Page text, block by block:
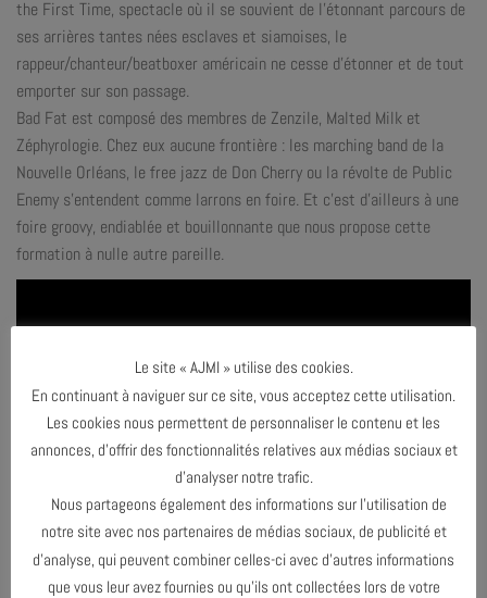
the First Time, spectacle où il se souvient de l’étonnant parcours de
ses arrières tantes nées esclaves et siamoises, le
rappeur/chanteur/beatboxer américain ne cesse d’étonner et de tout
emporter sur son passage.
Bad Fat est composé des membres de Zenzile, Malted Milk et
Zéphyrologie. Chez eux aucune frontière : les marching band de la
Nouvelle Orléans, le free jazz de Don Cherry ou la révolte de Public
Enemy s’entendent comme larrons en foire. Et c’est d’ailleurs à une
foire groovy, endiablée et bouillonnante que nous propose cette
formation à nulle autre pareille.
Le site « AJMI » utilise des cookies.
En continuant à naviguer sur ce site, vous acceptez cette utilisation.
Les cookies nous permettent de personnaliser le contenu et les
annonces, d’offrir des fonctionnalités relatives aux médias sociaux et
d’analyser notre trafic.
Nous partageons également des informations sur l’utilisation de
notre site avec nos partenaires de médias sociaux, de publicité et
d’analyse, qui peuvent combiner celles-ci avec d’autres informations
que vous leur avez fournies ou qu’ils ont collectées lors de votre